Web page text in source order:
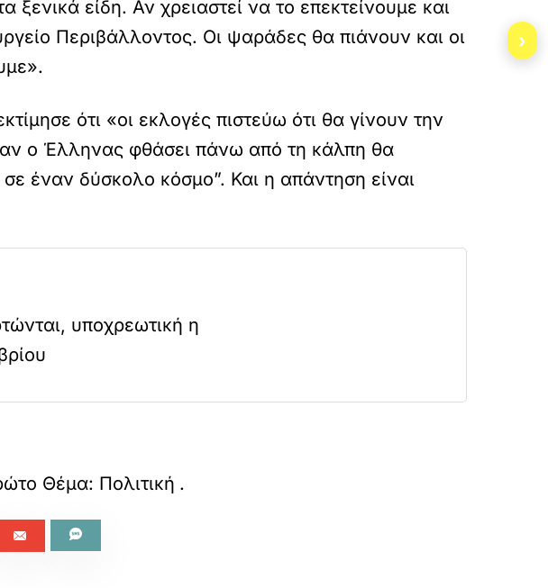
είδη. Αν χρειαστεί να το επεκτείνουμε και
Περιβάλλοντος. Οι ψαράδες θα πιάνουν και οι
ότι «οι εκλογές πιστεύω ότι θα γίνουν την
ο Έλληνας φθάσει πάνω από τη κάλπη θα
έναν δύσκολο κόσμο”. Και η απάντηση είναι
υποχρεωτική η
m-shoinas-ti-deutera-to-megalo-paketo-agrotikon-
Θέμα: Πολιτική .
›